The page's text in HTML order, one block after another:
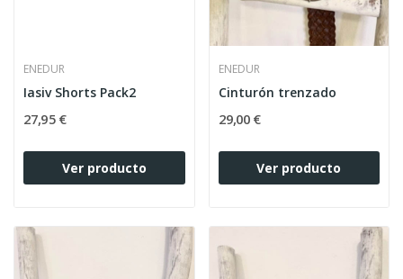
ENEDUR
Iasiv Shorts Pack2
27,95 €
Ver producto
ENEDUR
Cinturón trenzado
29,00 €
Ver producto